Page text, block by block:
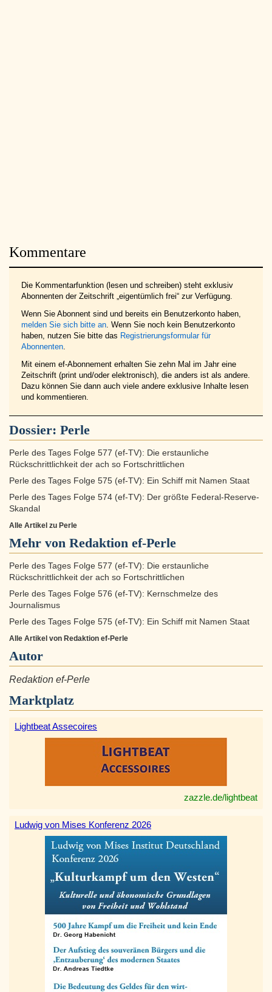
Kommentare
Die Kommentarfunktion (lesen und schreiben) steht exklusiv
Abonnenten der Zeitschrift „eigentümlich frei“ zur Verfügung.
Wenn Sie Abonnent sind und bereits ein Benutzerkonto haben,
melden Sie sich bitte an. Wenn Sie noch kein Benutzerkonto
haben, nutzen Sie bitte das Registrierungsformular für
Abonnenten.
Mit einem ef-Abonnement erhalten Sie zehn Mal im Jahr eine
Zeitschrift (print und/oder elektronisch), die anders ist als andere.
Dazu können Sie dann auch viele andere exklusive Inhalte lesen
und kommentieren.
Dossier: Perle
Perle des Tages Folge 577 (ef-TV): Die erstaunliche
Rückschrittlichkeit der ach so Fortschrittlichen
Perle des Tages Folge 575 (ef-TV): Ein Schiff mit Namen Staat
Perle des Tages Folge 574 (ef-TV): Der größte Federal-Reserve-
Skandal
Alle Artikel zu Perle
Mehr von Redaktion ef-Perle
Perle des Tages Folge 577 (ef-TV): Die erstaunliche
Rückschrittlichkeit der ach so Fortschrittlichen
Perle des Tages Folge 576 (ef-TV): Kernschmelze des
Journalismus
Perle des Tages Folge 575 (ef-TV): Ein Schiff mit Namen Staat
Alle Artikel von Redaktion ef-Perle
Autor
Redaktion ef-Perle
Marktplatz
Lightbeat Assecoires
zazzle.de/lightbeat
Ludwig von Mises Konferenz 2026